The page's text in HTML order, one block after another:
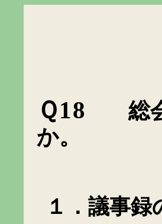
Ｑ18
総
か。
１．議事